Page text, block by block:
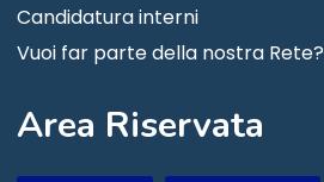
Candidatura interni
Vuoi far parte della nostra Rete?
Area Riservata